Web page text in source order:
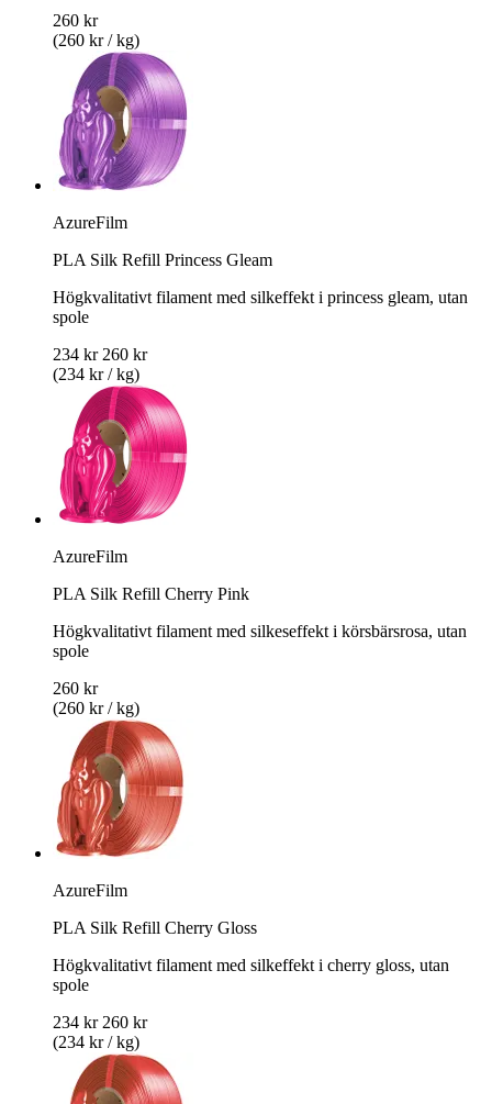
260 kr
(260 kr / kg)
AzureFilm
PLA Silk Refill Princess Gleam
Högkvalitativt filament med silkeffekt i princess gleam, utan
spole
234 kr 260 kr
(234 kr / kg)
AzureFilm
PLA Silk Refill Cherry Pink
Högkvalitativt filament med silkeseffekt i körsbärsrosa, utan
spole
260 kr
(260 kr / kg)
AzureFilm
PLA Silk Refill Cherry Gloss
Högkvalitativt filament med silkeffekt i cherry gloss, utan
spole
234 kr 260 kr
(234 kr / kg)